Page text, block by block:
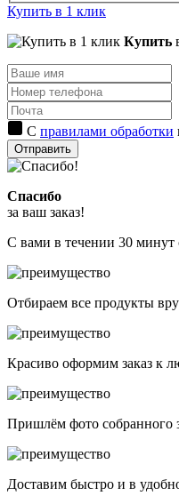
Купить в 1 клик
Купить
С правилами обработки
Отправить
Спасибо
за ваш заказ!
С вами в течении 30 минут
Отбираем все продукты
Красиво оформим заказ к
Пришлём фото собранного
Доставим быстро и в